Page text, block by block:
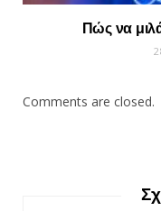
Πώς να
Comments are closed.